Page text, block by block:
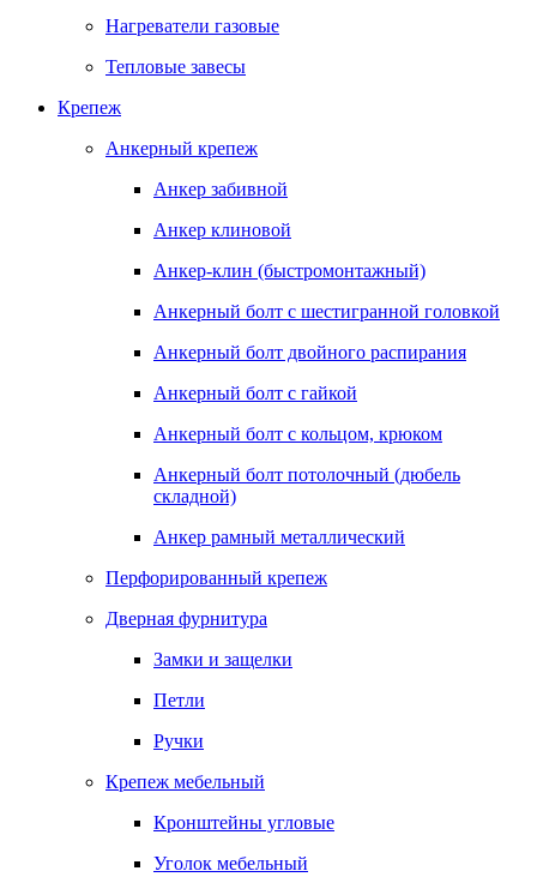
Нагреватели газовые
Тепловые завесы
Крепеж
Анкерный крепеж
Анкер забивной
Анкер клиновой
Анкер-клин (быстромонтажный)
Анкерный болт с шестигранной головкой
Анкерный болт двойного распирания
Анкерный болт с гайкой
Анкерный болт с кольцом, крюком
Анкерный болт потолочный (дюбель
складной)
Анкер рамный металлический
Перфорированный крепеж
Дверная фурнитура
Замки и защелки
Петли
Ручки
Крепеж мебельный
Кронштейны угловые
Уголок мебельный